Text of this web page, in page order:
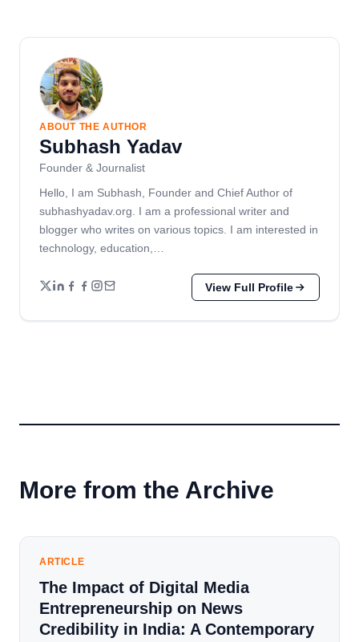
ABOUT THE AUTHOR
Subhash Yadav
Founder & Journalist
Hello, I am Subhash, Founder and Chief Author of
subhashyadav.org. I am a professional writer and
blogger who writes on various topics. I am interested in
technology, education,…
View Full Profile
More from the Archive
ARTICLE
The Impact of Digital Media
Entrepreneurship on News
Credibility in India: A Contemporary